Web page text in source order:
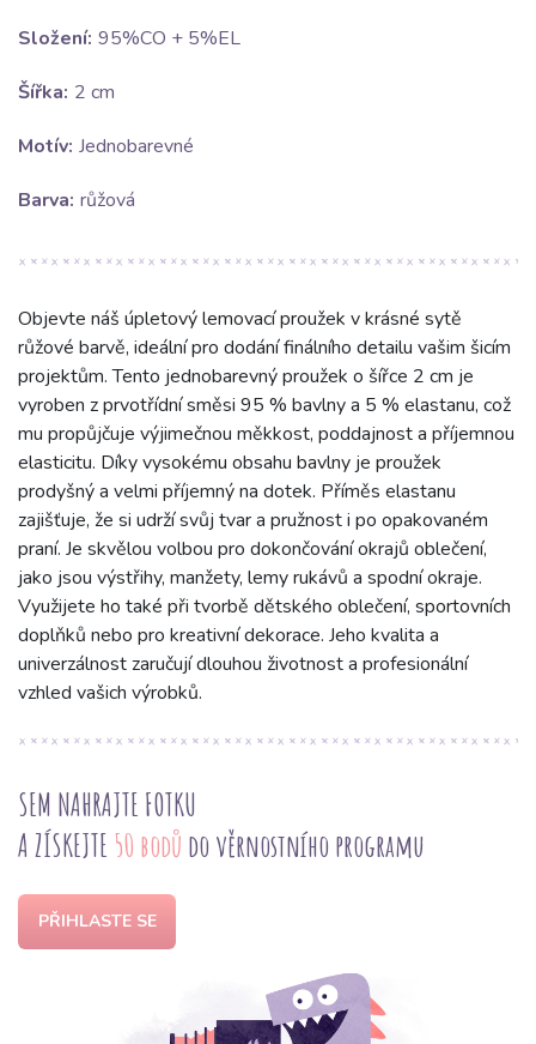
Složení: 95%CO + 5%EL
Šířka: 2 cm
Motív: Jednobarevné
Barva: růžová
Objevte náš úpletový lemovací proužek v krásné sytě
růžové barvě, ideální pro dodání finálního detailu vašim šicím
projektům. Tento jednobarevný proužek o šířce 2 cm je
vyroben z prvotřídní směsi 95 % bavlny a 5 % elastanu, což
mu propůjčuje výjimečnou měkkost, poddajnost a příjemnou
elasticitu. Díky vysokému obsahu bavlny je proužek
prodyšný a velmi příjemný na dotek. Příměs elastanu
zajišťuje, že si udrží svůj tvar a pružnost i po opakovaném
praní. Je skvělou volbou pro dokončování okrajů oblečení,
jako jsou výstřihy, manžety, lemy rukávů a spodní okraje.
Využijete ho také při tvorbě dětského oblečení, sportovních
doplňků nebo pro kreativní dekorace. Jeho kvalita a
univerzálnost zaručují dlouhou životnost a profesionální
vzhled vašich výrobků.
SEM NAHRAJTE FOTKU
A ZÍSKEJTE 50 bodů do věrnostního programu
PŘIHLASTE SE